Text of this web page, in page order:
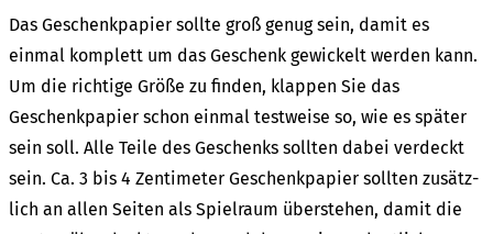
Das Geschenk­pa­pier soll­te groß genug sein, damit es
einmal komplett um das Geschenk gewi­ckelt werden kann.
Um die rich­ti­ge Größe zu finden, klap­pen Sie das
Geschenk­pa­pier schon einmal test­wei­se so, wie es später
sein soll. Alle Teile des Geschenks soll­ten dabei verdeckt
sein. Ca. 3 bis 4 Zenti­me­ter Geschenk­pa­pier soll­ten zusätz­
lich an allen Seiten als Spiel­raum über­ste­hen, damit die